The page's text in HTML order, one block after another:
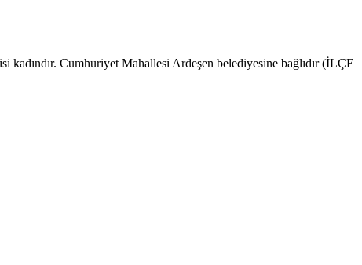
Cumhuriyet Mahallesi Ardeşen belediyesine bağlıdır (İLÇE